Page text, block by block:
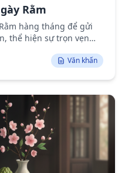
Rằm
hàng tháng để gửi
thể hiện sự trọn vẹn
Văn khấn